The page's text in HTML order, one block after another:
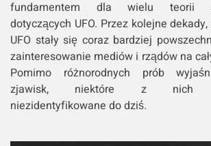
fundamentem dla wielu teorii
dotyczących UFO. Przez kolejne
UFO stały się coraz bardziej
zainteresowanie mediów i rządów na
Pomimo różnorodnych prób
zjawisk, niektóre z nich
niezidentyfikowane do dziś.